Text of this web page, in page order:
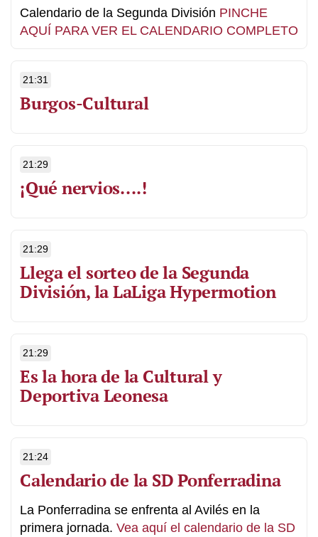
Calendario de la Segunda División PINCHE
AQUÍ PARA VER EL CALENDARIO COMPLETO
21:31
Burgos-Cultural
21:29
¡Qué nervios....!
21:29
Llega el sorteo de la Segunda
División, la LaLiga Hypermotion
21:29
Es la hora de la Cultural y
Deportiva Leonesa
21:24
Calendario de la SD Ponferradina
La Ponferradina se enfrenta al Avilés en la
primera jornada. Vea aquí el calendario de la SD